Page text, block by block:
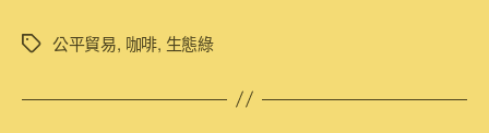
標
公平貿易, 咖啡, 生態綠